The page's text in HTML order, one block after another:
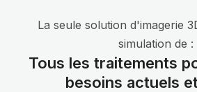
La seule solution d'imagerie
simulation de :
Tous les traitements
besoins actuels